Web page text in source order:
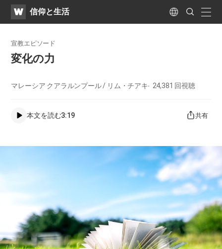
WATV​信仰と生活 Language
Search
Submit
宣教エピソード
変化の力
マレーシア クアラルンプール / リム・チアキ 24,381 回視聴
本文を読む3:19 共有